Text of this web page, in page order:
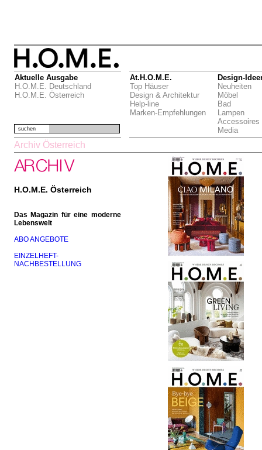
Aktuelle Ausgabe
H.O.M.E. Deutschland
H.O.M.E. Österreich
At.H.O.M.E.
Top Häuser
Design & Architektur
Help-line
Marken-Empfehlungen
Design-
Neuheiten
Möbel
Bad
Lampen
Accessoires
Media
suchen
Archiv Österreich
H.O.M.E. Österreich
Das Magazin für eine moderne
Lebenswelt
ABO ANGEBOTE
EINZELHEFT-
NACHBESTELLUNG